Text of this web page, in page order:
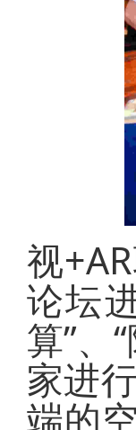
视
论坛
算”、
家进
端的